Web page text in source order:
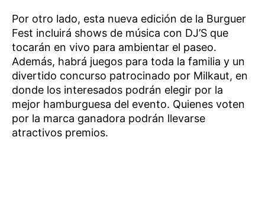
Por otro lado, esta nueva edición de la Burguer
Fest incluirá shows de música con DJ’S que
tocarán en vivo para ambientar el paseo.
Además, habrá juegos para toda la familia y un
divertido concurso patrocinado por Milkaut, en
donde los interesados podrán elegir por la
mejor hamburguesa del evento. Quienes voten
por la marca ganadora podrán llevarse
atractivos premios.